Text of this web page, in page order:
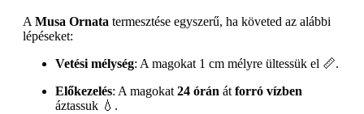
AMusa Ornata termesztése egyszerű, ha követed az alábbi
lépéseket:
Vetési mélység: A magokat 1 cm mélyre ültessük el 📏.
Előkezelés: A magokat24 órán átforró vízben
áztassuk 💧.